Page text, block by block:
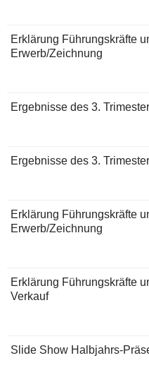
Erklärung Führungskräfte
Erwerb/Zeichnung
Ergebnisse des 3.
Ergebnisse des 3.
Erklärung Führungskräfte
Erwerb/Zeichnung
Erklärung Führungskräfte
Verkauf
Slide Show Halbjahrs-